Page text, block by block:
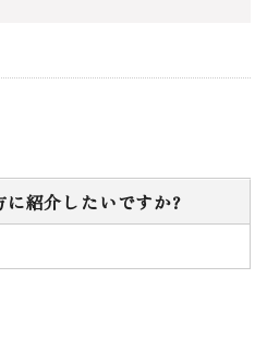
紹介したいですか?